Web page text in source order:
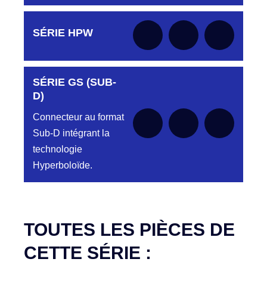
Aucune pièce disponible pour cette série pour
le moment
SÉRIE HPW
Aucune pièce disponible pour cette série pour
SÉRIE GS (SUB-
D)
Connecteur au format
Sub-D intégrant la
technologie
Hyperboloïde.
TOUTES LES PIÈCES DE
CETTE SÉRIE :